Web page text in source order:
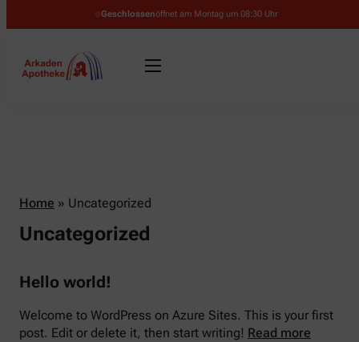
Geschlossenöffnet am Montag um 08:30 Uhr
Home » Uncategorized
Uncategorized
Hello world!
Welcome to WordPress on Azure Sites. This is your first
post. Edit or delete it, then start writing! Read more